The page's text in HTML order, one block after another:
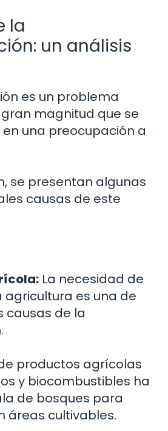
la
un análisis
es un problema
magnitud que se
una preocupación a
se presentan algunas
causas de este
La necesidad de
es una de
causas de la
productos agrícolas
y biocombustibles ha
de bosques para
áreas cultivables.